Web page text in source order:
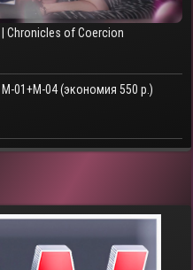
Chronicles of Coercion
01+M-04 (экономия 550 р.)